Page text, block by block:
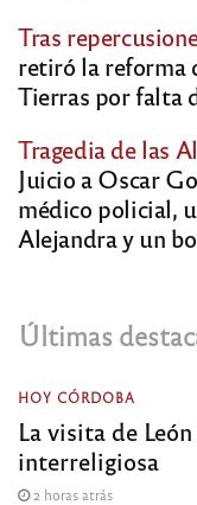
Tras
retiró la reforma
Tierras por falta
Tragedia de las
Juicio a Oscar
médico policial,
Alejandra y un
Últimas
HOY CÓRDOBA
La visita de
interreligiosa
2 horas atrás